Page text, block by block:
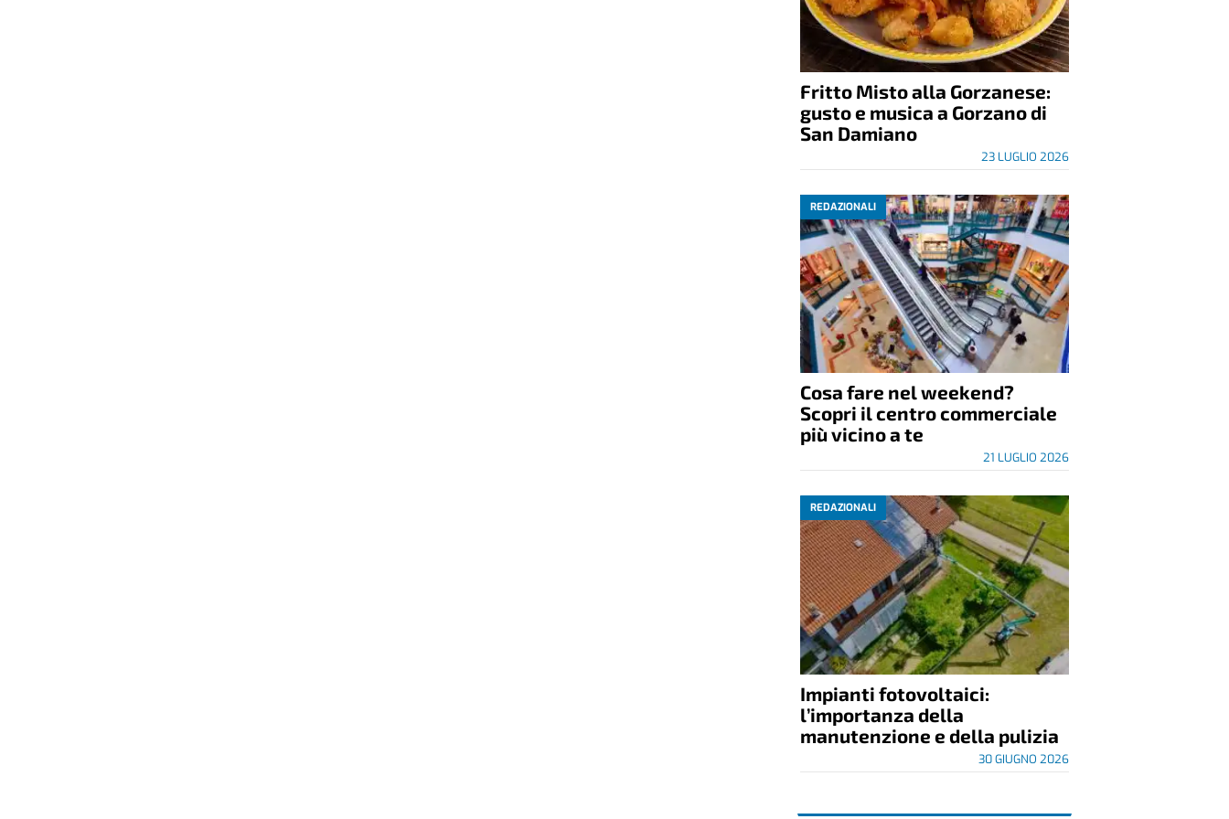
Fritto Misto alla Gorzanese:
gusto e musica a Gorzano di
San Damiano
23 LUGLIO 2026
REDAZIONALI
Cosa fare nel weekend?
Scopri il centro commerciale
più vicino a te
21 LUGLIO 2026
REDAZIONALI
Impianti fotovoltaici:
l’importanza della
manutenzione e della pulizia
30 GIUGNO 2026